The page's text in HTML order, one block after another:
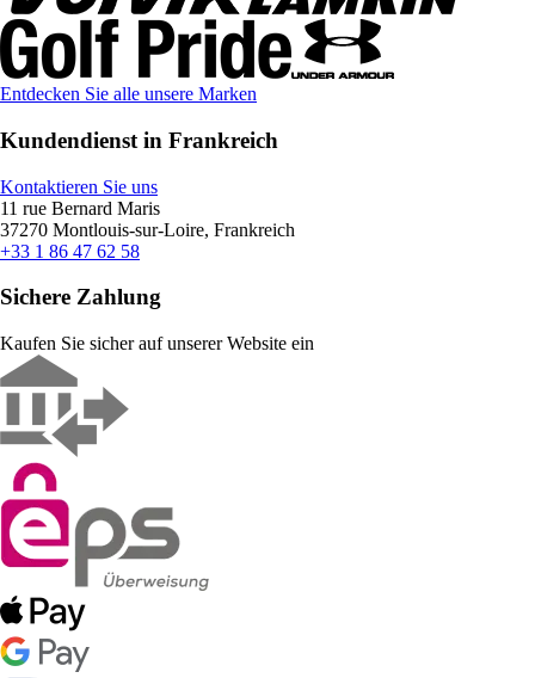
Entdecken Sie alle unsere Marken
Kundendienst in Frankreich
Kontaktieren Sie uns
11 rue Bernard Maris
37270 Montlouis-sur-Loire, Frankreich
+33 1 86 47 62 58
Sichere Zahlung
Kaufen Sie sicher auf unserer Website ein